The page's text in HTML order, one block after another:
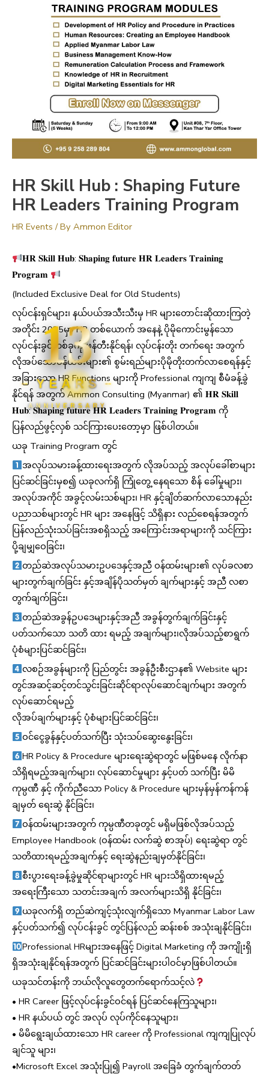
13
YEARS
ANNIVERSARY
HR Skill Hub : Shaping Future
HR Leaders Training Program
HR Events / By Ammon Editor
𝐇𝐑 𝐒𝐤𝐢𝐥𝐥 𝐇𝐮𝐛: 𝐒𝐡𝐚𝐩𝐢𝐧𝐠 𝐟𝐮𝐭𝐮𝐫𝐞 𝐇𝐑 𝐋𝐞𝐚𝐝𝐞𝐫𝐬 𝐓𝐫𝐚𝐢𝐧𝐢𝐧𝐠
𝐏𝐫𝐨𝐠𝐫𝐚𝐦
(Included Exclusive Deal for Old Students)
လုပ်ငန်းရှင်များ၊ နယ်ပယ်အသီးသီးမှ HR များတောင်းဆိုထားကြတဲ့
အတိုင်း 2025မှာ HR တစ်ယောက် အနေနဲ့ ပိုမိုကောင်းမွန်သော
လုပ်ငန်းခွင်တစ်ခုကို ဖန်တီးနိုင်ရန်၊ လုပ်ငန်းတိုး တက်ရေး အတွက်
လိုအပ်သောဝန်ထမ်းများ၏ စွမ်းရည်များပိုမိုတိုးတက်လာစေရန်နှင့်
အခြားသော HR Functions များကို Professional ကျကျ စီမံခန့်ခွဲ
နိုင်ရန် အတွက် Ammon Consulting (Myanmar) ၏ 𝐇𝐑 𝐒𝐤𝐢𝐥𝐥
𝐇𝐮𝐛: 𝐒𝐡𝐚𝐩𝐢𝐧𝐠 𝐟𝐮𝐭𝐮𝐫𝐞 𝐇𝐑 𝐋𝐞𝐚𝐝𝐞𝐫𝐬 𝐓𝐫𝐚𝐢𝐧𝐢𝐧𝐠 𝐏𝐫𝐨𝐠𝐫𝐚𝐦 ကို
ပြန်လည်ဖွင့်လှစ် သင်ကြားပေးတော့မှာ ဖြစ်ပါတယ်။
ယခု Training Program တွင်
အလုပ်သမားခန့်ထားရေးအတွက် လိုအပ်သည့် အလုပ်ခေါ်စာများ
ပြင်ဆင်ခြင်းမှစ၍ ယခုလက်ရှိ ကြုံတွေ့ နေရသော စိန် ခေါ်မှုများ၊
အလုပ်အကိုင် အခွင့်လမ်းသစ်များ၊ HR နှင့်ချိတ်ဆက်လာသောနည်း
ပညာသစ်များတွင် HR များ အနေဖြင့် သိရှိနား လည်စေရန်အတွက်
ပြန်လည်သုံးသပ်ခြင်းအစရှိသည့် အကြောင်းအရာများကို သင်ကြား
ပို့ချမျှဝေခြင်း၊
တည်ဆဲအလုပ်သမားဥပဒေနှင့်အညီ ဝန်ထမ်းများ၏ လုပ်ခလစာ
များတွက်ချက်ခြင်း နှင့်အချိန်ပိုသတ်မှတ် ချက်များနှင့် အညီ လစာ
တွက်ချက်ခြင်း၊
တည်ဆဲအခွန်ဥပဒေများနှင့်အညီ အခွန်တွက်ချက်ခြင်းနှင့်
ပတ်သက်သော သတိ ထား ရမည့် အချက်များ၊လိုအပ်သည့်စာရွက်
ပုံစံများပြင်ဆင်ခြင်း၊
လစဉ်အခွန်များကို ပြည်တွင်း အခွန်ဦးစီးဌာန၏ Website များ
တွင်အဆင့်ဆင့်တင်သွင်းခြင်းဆိုင်ရာလုပ်ဆောင်ချက်များ အတွက်
လုပ်ဆောင်ရမည့်
လိုအပ်ချက်များနှင့် ပုံစံများပြင်ဆင်ခြင်း၊
ဝင်ငွေခွန်နှင့်ပတ်သက်ပြီး သုံးသပ်ဆွေးနွေးခြင်း၊
HR Policy & Procedure များရေးဆွဲရာတွင် မဖြစ်မနေ လိုက်နာ
သိရှိရမည့်အချက်များ၊ လုပ်ဆောင်မှုများ နှင့်ပတ် သက်ပြီး မိမိ
ကုမ္ပဏီ နှင့် ကိုက်ညီသော Policy & Procedure များမှန်မှန်ကန်ကန်
ချမှတ် ရေးဆွဲ နိုင်ခြင်း၊
ဝန်ထမ်းများအတွက် ကုမ္ပဏီတခုတွင် မရှိမဖြစ်လိုအပ်သည့်
Employee Handbook (ဝန်ထမ်း လက်ဆွဲ စာအုပ်) ရေးဆွဲရာ တွင်
သတိထားရမည့်အချက်နှင့် ရေးဆွဲနည်းချမှတ်နိုင်ခြင်း၊
စီးပွားရေးခန့်ခွဲမှုဆိုင်ရာများတွင် HR များသိရှိထားရမည့်
အရေးကြီးသော သတင်းအချက် အလက်များသိရှိ နိုင်ခြင်း၊
ယခုလက်ရှိ တည်ဆဲကျင့်သုံးလျက်ရှိသော Myanmar Labor Law
နှင့်ပတ်သက်၍ လုပ်ငန်းခွင် တွင်ပြန်လည် ဆန်းစစ် အသုံးချနိုင်ခြင်း၊
Professional HRများအနေဖြင့် Digital Marketing ကို အကျိုးရှိ
ရှိအသုံးချနိုင်ရန်အတွက် ပြင်ဆင်ခြင်းများပါဝင်မှာဖြစ်ပါတယ်။
ယခုသင်တန်းကို ဘယ်လိုလူတွေတက်ရောက်သင့်လဲ
• HR Career ဖြင့်လုပ်ငန်းခွင်ဝင်ရန် ပြင်ဆင်နေကြသူများ၊
• HR နယ်ပယ် တွင် အလုပ် လုပ်ကိုင်နေသူများ၊
• မိမိရွေးချယ်ထားသော HR career ကို Professional ကျကျပြုလုပ်
ချင်သူ များ၊
•Microsoft Excel အသုံးပြု၍ Payroll အခြေခံ တွက်ချက်တတ်